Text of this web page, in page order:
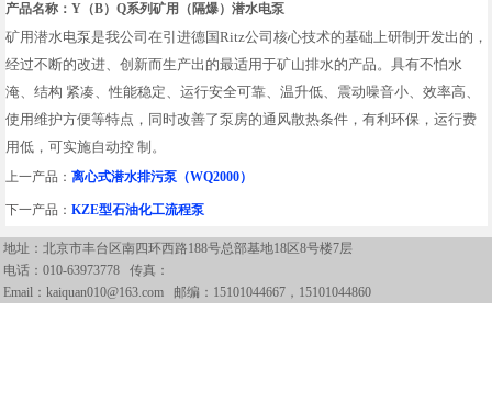
产品名称：Y（B）Q系列矿用（隔爆）潜水电泵
矿用潜水电泵是我公司在引进德国Ritz公司核心技术的基础上研制开发出的，
经过不断的改进、创新而生产出的最适用于矿山排水的产品。具有不怕水
淹、结构 紧凑、性能稳定、运行安全可靠、温升低、震动噪音小、效率高、
使用维护方便等特点，同时改善了泵房的通风散热条件，有利环保，运行费
用低，可实施自动控 制。
上一产品： 离心式潜水排污泵（WQ2000）
下一产品： KZE型石油化工流程泵
地址：北京市丰台区南四环西路188号总部基地18区8号楼7层
电话： 010-63973778 传真：
Email：kaiquan010@163.com 邮编：15101044667，15101044860